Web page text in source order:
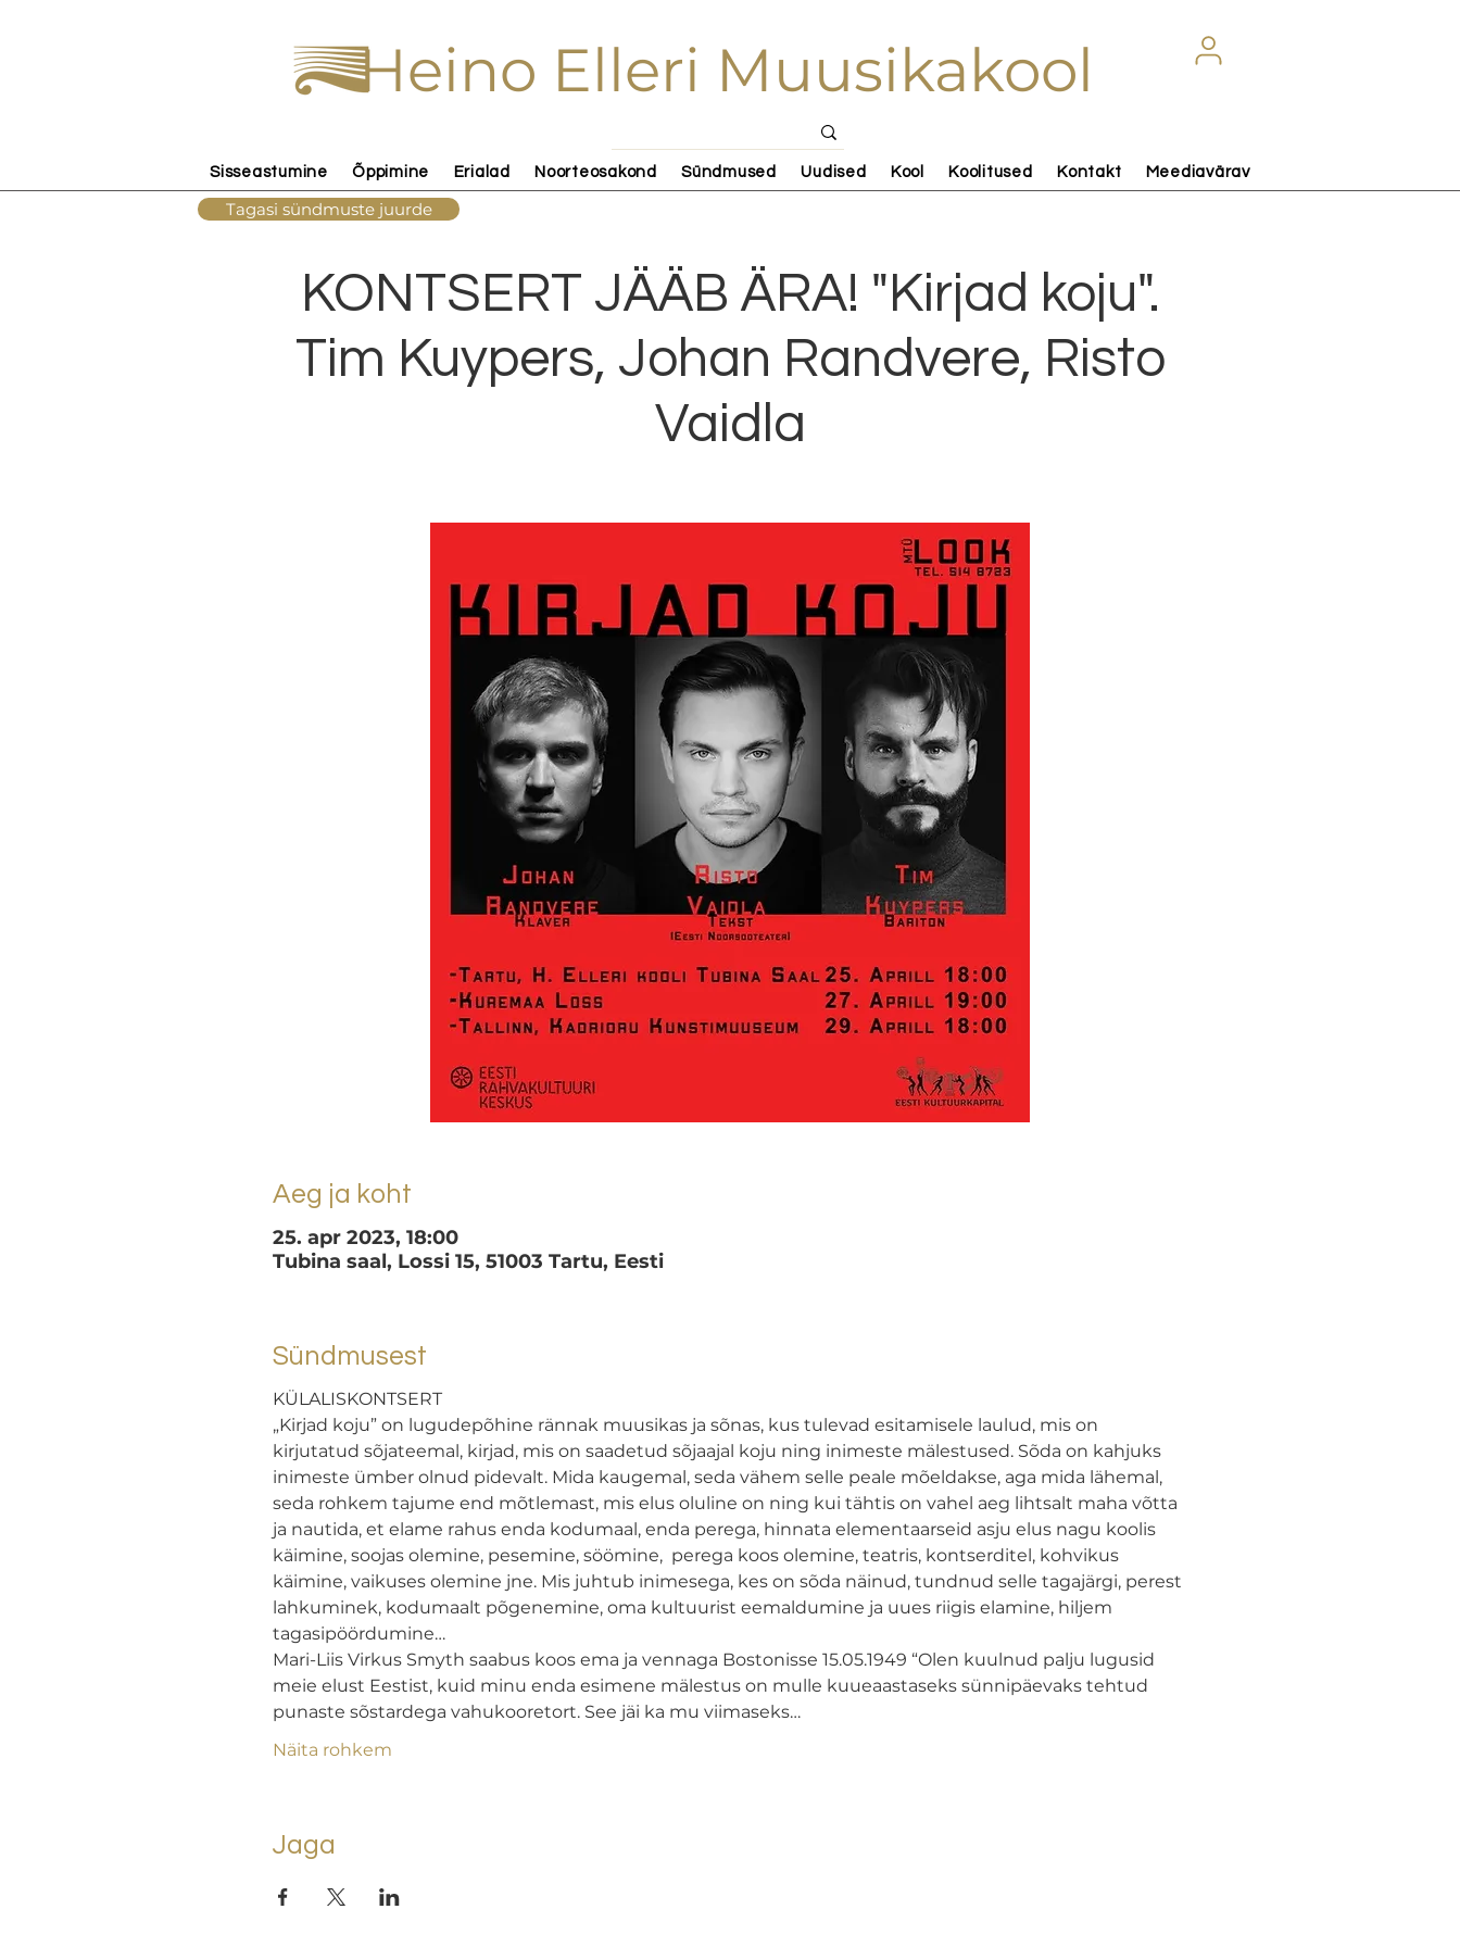
Heino Elleri Muusikakool
Sisseastumine Õppimine Erialad Noorteosakond Sündmused Uudised Kool Koolitused Kontakt Meediavärav
KONTSERT JÄÄB ÄRA! "Kirjad koju".
Tim Kuypers, Johan Randvere, Risto
Vaidla
Aeg ja koht
25. apr 2023, 18:00
Tubina saal, Lossi 15, 51003 Tartu, Eesti
Sündmusest
KÜLALISKONTSERT
„Kirjad koju” on lugudepõhine rännak muusikas ja sõnas, kus tulevad esitamisele laulud, mis on
kirjutatud sõjateemal, kirjad, mis on saadetud sõjaajal koju ning inimeste mälestused. Sõda on kahjuks
inimeste ümber olnud pidevalt. Mida kaugemal, seda vähem selle peale mõeldakse, aga mida lähemal,
seda rohkem tajume end mõtlemast, mis elus oluline on ning kui tähtis on vahel aeg lihtsalt maha võtta
ja nautida, et elame rahus enda kodumaal, enda perega, hinnata elementaarseid asju elus nagu koolis
käimine, soojas olemine, pesemine, söömine,  perega koos olemine, teatris, kontserditel, kohvikus
käimine, vaikuses olemine jne. Mis juhtub inimesega, kes on sõda näinud, tundnud selle tagajärgi, perest
lahkuminek, kodumaalt põgenemine, oma kultuurist eemaldumine ja uues riigis elamine, hiljem
tagasipöördumine…
Mari-Liis Virkus Smyth saabus koos ema ja vennaga Bostonisse 15.05.1949 “Olen kuulnud palju lugusid
meie elust Eestist, kuid minu enda esimene mälestus on mulle kuueaastaseks sünnipäevaks tehtud
punaste sõstardega vahukooretort. See jäi ka mu viimaseks…
Näita rohkem
Jaga
Tagasi sündmuste juurde